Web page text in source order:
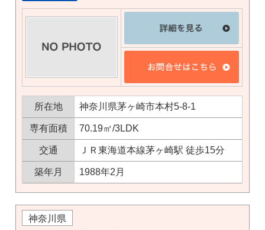
所在地 神奈川県茅ヶ崎市本村5-8-1
専有面積 70.19㎡/3LDK
交通 ＪＲ東海道本線茅ヶ崎駅 徒歩15分
築年月 1988年2月
神奈川県